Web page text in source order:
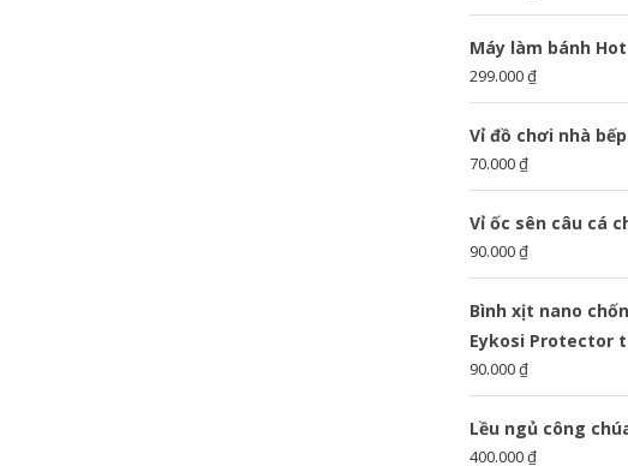
Máy làm bánh
299.000₫
Vỉ đồ chơi nhà
70.000₫
Vỉ ốc sên câu cá
90.000₫
Bình xịt nano
Eykosi Protector
90.000₫
Lều ngủ công
400.000₫